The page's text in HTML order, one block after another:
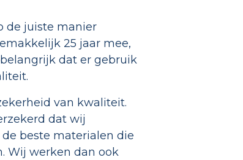
de juiste manier
25 jaar mee,
dat er gebruik
van kwaliteit.
dat wij
beste materialen die
Wij werken dan ook